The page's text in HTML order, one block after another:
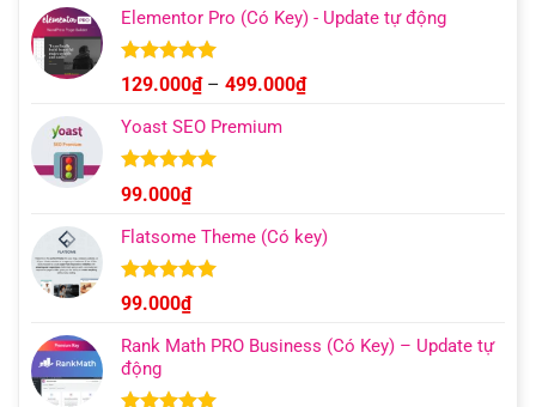
Elementor Pro (Có Key) - Update tự động
Được xếp
hạng 4.93
5 sao
129.000₫ – 499.000₫Khoảng
Yoast SEO Premium
Được xếp
hạng4.96
5 sao
99.000₫
Flatsome Theme (Có key)
Được xếp
hạng 4.95
5 sao
99.000₫
Rank Math PRO Business (Có Key) – Update tự
động